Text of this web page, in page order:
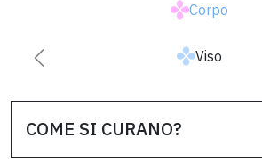
Corpo
Viso
Successiva
COME SI CURANO?